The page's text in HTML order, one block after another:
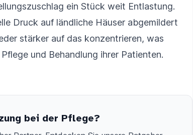
ein Stück weit Entlastung.
Druck auf ländliche Häuser abgemildert
stärker auf das konzentrieren, was
und Behandlung ihrer Patienten.
bei der Pflege?